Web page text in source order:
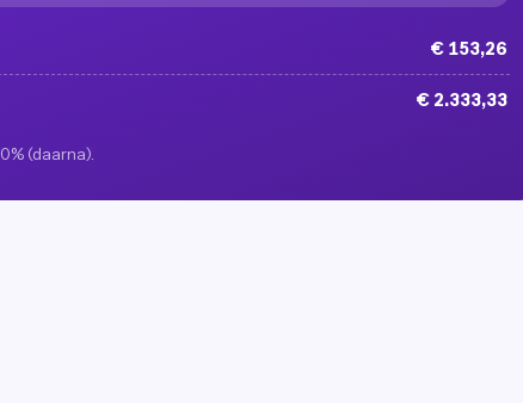
€ 153,26
€ 2.333,33
(daarna).